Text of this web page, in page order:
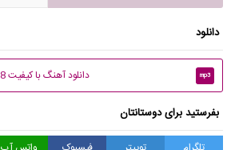
دانلود
mp3 دانلود آهنگ با کیفیت 128
بفرستید برای دوستانتان